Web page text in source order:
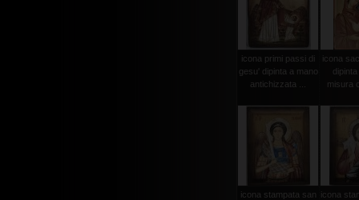
icona primi passi di
gesu' dipinta a mano
antichizzata ...
icona
misura
icona stampata san
icona